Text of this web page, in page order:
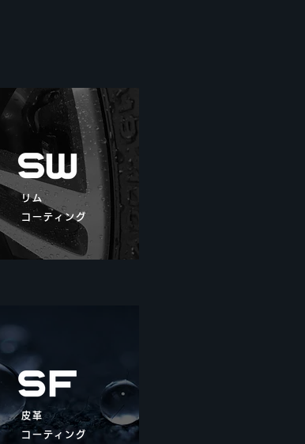
リム
コーティング
皮革
コーティング